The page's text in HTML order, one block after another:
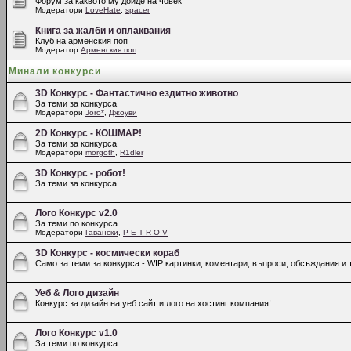
Модератори LoveHate spacer
Книга за жалби и оплаквания
Клуб на арменския поп
Модератор Арменския поп
Минали конкурси
3D Конкурс - Фантастично ездитно животно
За теми за конкурса
Модератори Joro* Джоуви
2D Конкурс - КОШМАР!
За теми за конкурса
Модератори morgoth R1dler
3D Конкурс - робот!
За теми за конкурса
Лого Конкурс v2.0
За теми по конкурса
Модератори Гавански P E T R O V
3D Конкурс - космически кораб
Само за теми за конкурса - WIP картинки, коментари, въпроси, обсъждания и
Уеб & Лого дизайн
Конкурс за дизайн на уеб сайт и лого на хостинг компания!
Лого Конкурс v1.0
За теми по конкурса